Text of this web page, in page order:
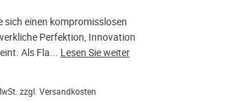
sich einen kompromisslosen
Perfektion, Innovation
Als Fla... Lesen Sie weiter
zzgl. Versandkosten